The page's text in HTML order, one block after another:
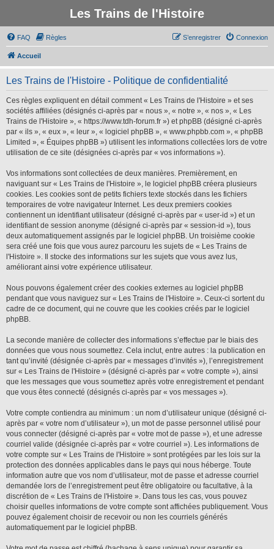
Les Trains de l'Histoire
FAQ Règles Connexion
S’enregistrer
Accueil
Les Trains de l'Histoire - Politique de confidentialité
Ces règles expliquent en détail comment « Les Trains de l'Histoire » et ses
sociétés affiliées (désignés ci-après par « nous », « notre », « nos », « Les
Trains de l'Histoire », « https://www.tdh-forum.fr ») et phpBB (désigné ci-après
par « ils », « eux », « leur », « logiciel phpBB », « www.phpbb.com », « phpBB
Limited », « Équipes phpBB ») utilisent les informations collectées lors de votre
utilisation de ce site (désignées ci-après par « vos informations »).
Vos informations sont collectées de deux manières. Premièrement, en
naviguant sur « Les Trains de l'Histoire », le logiciel phpBB créera plusieurs
cookies. Les cookies sont de petits fichiers texte stockés dans les fichiers
temporaires de votre navigateur Internet. Les deux premiers cookies
contiennent un identifiant utilisateur (désigné ci-après par « user-id ») et un
identifiant de session anonyme (désigné ci-après par « session-id »), tous
deux automatiquement assignés par le logiciel phpBB. Un troisième cookie
sera créé une fois que vous aurez parcouru les sujets de « Les Trains de
l'Histoire ». Il stocke des informations sur les sujets que vous avez lus,
améliorant ainsi votre expérience utilisateur.
Nous pouvons également créer des cookies externes au logiciel phpBB
pendant que vous naviguez sur « Les Trains de l'Histoire ». Ceux-ci sortent du
cadre de ce document, qui ne couvre que les cookies créés par le logiciel
phpBB.
La seconde manière de collecter des informations s’effectue par le biais des
données que vous nous soumettez. Cela inclut, entre autres : la publication en
tant qu’invité (désignée ci-après par « messages d’invités »), l’enregistrement
sur « Les Trains de l'Histoire » (désigné ci-après par « votre compte »), ainsi
que les messages que vous soumettez après votre enregistrement et pendant
que vous êtes connecté (désignés ci-après par « vos messages »).
Votre compte contiendra au minimum : un nom d’utilisateur unique (désigné ci-
après par « votre nom d’utilisateur »), un mot de passe personnel utilisé pour
vous connecter (désigné ci-après par « votre mot de passe »), et une adresse
courriel valide (désignée ci-après par « votre courriel »). Les informations de
votre compte sur « Les Trains de l'Histoire » sont protégées par les lois sur la
protection des données applicables dans le pays qui nous héberge. Toute
information autre que vos nom d’utilisateur, mot de passe et adresse courriel
demandée lors de l’enregistrement peut être obligatoire ou facultative, à la
discrétion de « Les Trains de l'Histoire ». Dans tous les cas, vous pouvez
choisir quelles informations de votre compte sont affichées publiquement. Vous
pouvez également choisir de recevoir ou non les courriels générés
automatiquement par le logiciel phpBB.